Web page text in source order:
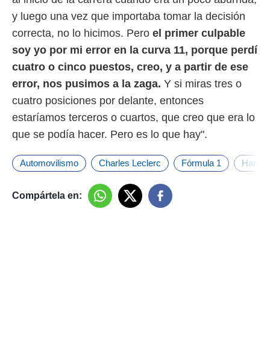
y luego una vez que importaba tomar la decisión
correcta, no lo hicimos. Pero el primer culpable
soy yo por mi error en la curva 11, porque perdí
cuatro o cinco puestos, creo, y a partir de ese
error, nos pusimos a la zaga. Y si miras tres o
cuatro posiciones por delante, entonces
estaríamos terceros o cuartos, que creo que era lo
que se podía hacer. Pero es lo que hay".
Automovilismo Charles Leclerc Fórmula 1
Compártela en: